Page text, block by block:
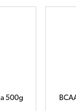
BCAA 1000 XXL